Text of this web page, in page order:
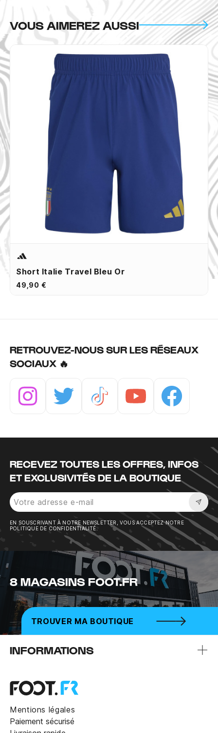
VOUS AIMEREZ AUSSI
Short Italie Travel Bleu Or
49,90 €
RETROUVEZ-NOUS SUR LES RÉSEAUX
SOCIAUX 🔥
RECEVEZ TOUTES LES OFFRES, INFOS
ET EXCLUSIVITÉS DE LA BOUTIQUE
EN SOUSCRIVANT À NOTRE NEWSLETTER, VOUS ACCEPTEZ NOTRE
POLITIQUE DE CONFIDENTIALITÉ.
8 MAGASINS FOOT.FR
TROUVER MA BOUTIQUE
INFORMATIONS
Mentions légales
Paiement sécurisé